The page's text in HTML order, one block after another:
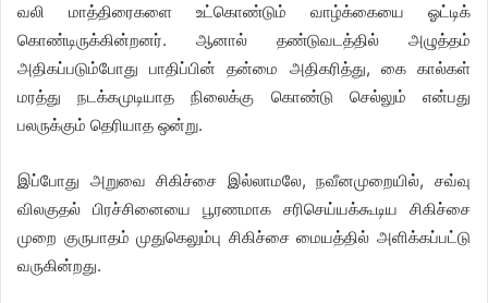
வலி மாத்திரைகளை உட்கொண்டும் வாழ்க்கையை ஓட்டிக்
கொண்டிருக்கின்றனர். ஆனால் தண்டுவடத்தில் அழுத்தம்
அதிகப்படும்போது பாதிப்பின் தன்மை அதிகரித்து, கை கால்கள்
மரத்து நடக்கமுடியாத நிலைக்கு கொண்டு செல்லும் என்பது
பலருக்கும் தெரியாத ஒன்று.
இப்போது அறுவை சிகிச்சை இல்லாமலே, நவீனமுறையில், சவ்வு
விலகுதல் பிரச்சினையை பூரணமாக சரிசெய்யக்கூடிய சிகிச்சை
முறை குருபாதம் முதுகெலும்பு சிகிச்சை மையத்தில் அளிக்கப்பட்டு
வருகின்றது.